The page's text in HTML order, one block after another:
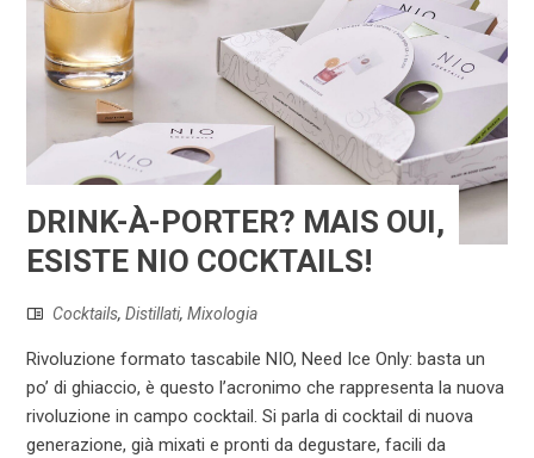
DRINK-À-PORTER? MAIS OUI,
ESISTE NIO COCKTAILS!
Cocktails,Distillati,Mixologia
Rivoluzione formato tascabile NIO, Need Ice Only: basta un
po’ di ghiaccio, è questo l’acronimo che rappresenta la nuova
rivoluzione in campo cocktail. Si parla di cocktail di nuova
generazione, già mixati e pronti da degustare, facili da